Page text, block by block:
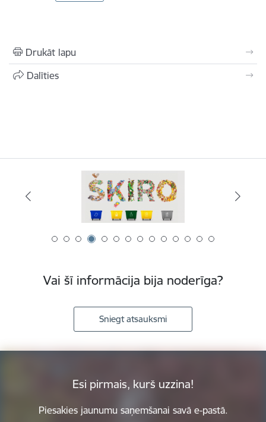
Drukāt lapu
Dalīties
Vai šī informācija bija noderīga?
Sniegt atsauksmi
Esi pirmais, kurš uzzina!
Piesakies jaunumu saņemšanai savā e-pastā.